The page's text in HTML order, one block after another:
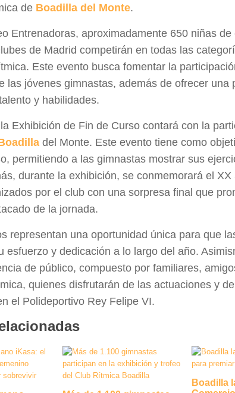
de Boadilla del Monte.
Entrenadoras, aproximadamente 650 niñas de
de Madrid competirán en todas las
Este evento busca fomentar la
las jóvenes gimnastas, además de ofrecer una
y habilidades.
Exhibición de Fin de Curso contará con la
del Monte. Este evento tiene como
permitiendo a las gimnastas mostrar sus
durante la exhibición, se conmemorará el
por el club con una sorpresa final que
de la jornada.
representan una oportunidad única para que
esfuerzo y dedicación a lo largo del año.
de público, compuesto por familiares,
quienes disfrutarán de las actuaciones y
el Polideportivo Rey Felipe VI.
Boadilla